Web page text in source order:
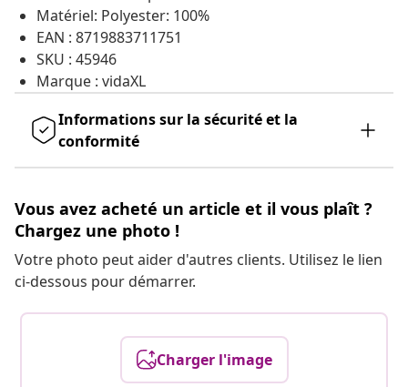
Matériel: Polyester: 100%
EAN : 8719883711751
SKU : 45946
Marque : vidaXL
Informations sur la sécurité et la
conformité
Vous avez acheté un article et il vous plaît ?
Chargez une photo !
Votre photo peut aider d'autres clients. Utilisez le lien
ci-dessous pour démarrer.
Charger l'image